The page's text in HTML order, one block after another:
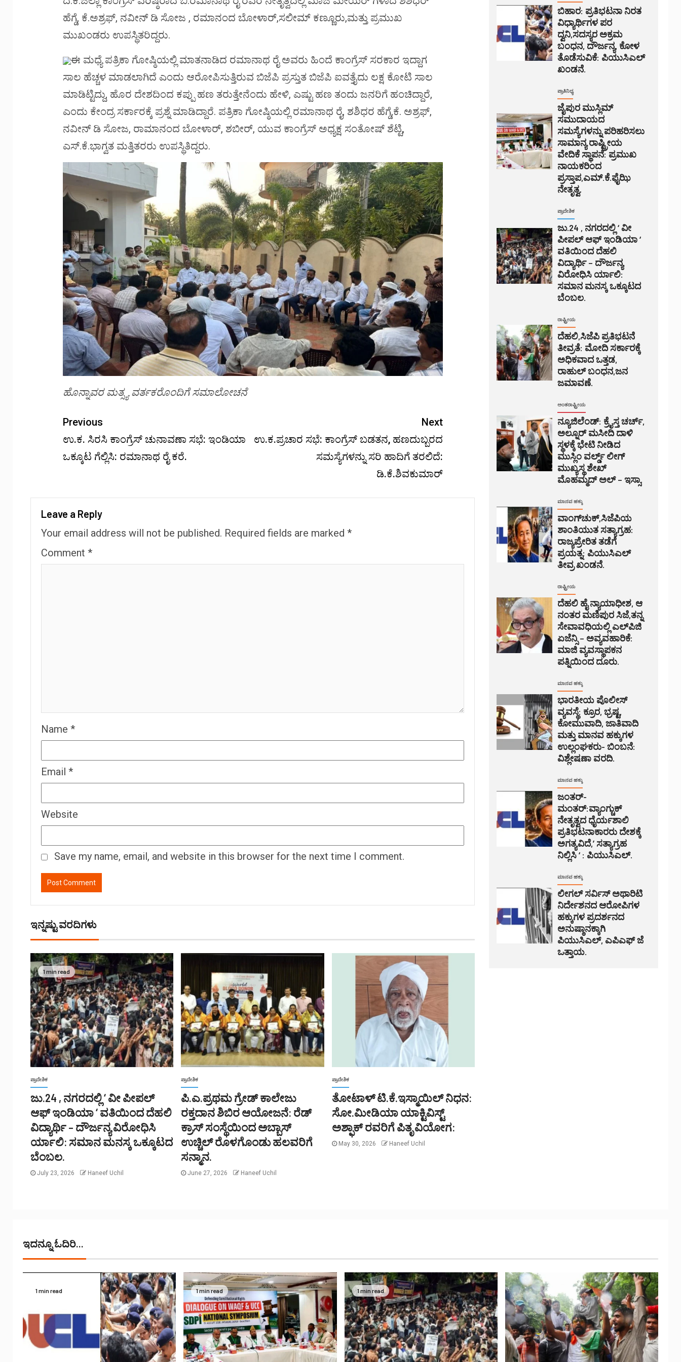
ಹೆಗ್ಡೆ, ಕೆ.ಅಶ್ರಫ್, ನವೀನ್ ಡಿ ಸೋಜ , ರಮಾನಂದ ಬೋಳಾರ್,ಸಲೀಮ್ ಕಣ್ಣೂರು,ಮತ್ತು ಪ್ರಮುಖ
ಮುಖಂಡರು ಉಪಸ್ಥಿತರಿದ್ದರು.
ಈ ಮಧ್ಯೆ ಪತ್ರಿಕಾ ಗೋಷ್ಠಿಯಲ್ಲಿ ಮಾತನಾಡಿದ ರಮಾನಾಥ ರೈ ಅವರು ಹಿಂದೆ ಕಾಂಗ್ರೆಸ್ ಸರಕಾರ ಇದ್ದಾಗ
ಸಾಲ ಹೆಚ್ಚಳ ಮಾಡಲಾಗಿದೆ ಎಂದು ಆರೋಪಿಸುತ್ತಿರುವ ಬಿಜೆಪಿ ಪ್ರಸ್ತುತ ಬಿಜೆಪಿ ಐವತ್ತೈದು ಲಕ್ಷ ಕೋಟಿ ಸಾಲ
ಮಾಡಿಟ್ಟಿದ್ದು, ಹೊರ ದೇಶದಿಂದ ಕಪ್ಪು ಹಣ ತರುತ್ತೇನೆಂದು ಹೇಳಿ, ಎಷ್ಟು ಹಣ ತಂದು ಜನರಿಗೆ ಹಂಚಿದ್ದಾರೆ,
ಎಂದು ಕೇಂದ್ರ ಸರ್ಕಾರಕ್ಕೆ ಪ್ರಶ್ನೆ ಮಾಡಿದ್ದಾರೆ. ಪತ್ರಿಕಾ ಗೋಷ್ಠಿಯಲ್ಲಿ ರಮಾನಾಥ ರೈ, ಶಶಿಧರ ಹೆಗ್ಡೆ,ಕೆ. ಅಶ್ರಫ್,
ನವೀನ್ ಡಿ ಸೋಜ, ರಾಮಾನಂದ ಬೋಳಾರ್, ಶಬೀರ್, ಯುವ ಕಾಂಗ್ರೆಸ್ ಅಧ್ಯಕ್ಷ ಸಂತೋಷ್ ಶೆಟ್ಟಿ,
ಎಸ್.ಕೆ.ಭಾಗ್ವತ ಮತ್ತಿತರರು ಉಪಸ್ಥಿತಿದ್ದರು.
ಹೊನ್ನಾವರ ಮತ್ಸ್ಯ ವರ್ತಕರೊಂದಿಗೆ ಸಮಾಲೋಚನೆ
Previous
ಉ.ಕ. ಸಿರಸಿ ಕಾಂಗ್ರೆಸ್ ಚುನಾವಣಾ ಸಭೆ: ಇಂಡಿಯಾ
ಒಕ್ಕೂಟ ಗೆಲ್ಲಿಸಿ: ರಮಾನಾಥ ರೈ ಕರೆ.
Next
ಉ.ಕ.ಪ್ರಚಾರ ಸಭೆ: ಕಾಂಗ್ರೆಸ್ ಬಡತನ, ಹಣದುಬ್ಬರದ
ಸಮಸ್ಯೆಗಳನ್ನು ಸರಿ ಹಾದಿಗೆ ತರಲಿದೆ:
ಡಿ.ಕೆ.ಶಿವಕುಮಾರ್
Leave a Reply
Your email address will not be published. Required fields are marked *
Comment *
Name *
Email *
Website
Save my name, email, and website in this browser for the next time I comment.
ಇನ್ನಷ್ಟು ವರದಿಗಳು
1 min read
ಪ್ರಾದೇಶಿಕ
ಜು.24 , ನಗರದಲ್ಲಿ ‘ ವೀ ಪೀಪಲ್
ಆಫ್ ಇಂಡಿಯಾ ‘ ವತಿಯಿಂದ ದೆಹಲಿ
ವಿದ್ಯಾರ್ಥಿ – ದೌರ್ಜನ್ಯ ವಿರೋಧಿಸಿ
ರ್ಯಾಲಿ: ಸಮಾನ ಮನಸ್ಕ ಒಕ್ಕೂಟದ
ಬೆಂಬಲ.
July 23, 2026 Haneef Uchil
ಪ್ರಾದೇಶಿಕ
ಪಿ.ಎ.ಪ್ರಥಮ ಗ್ರೇಡ್ ಕಾಲೇಜು
ರಕ್ತದಾನ ಶಿಬಿರ ಆಯೋಜನೆ: ರೆಡ್
ಕ್ರಾಸ್ ಸಂಸ್ಥೆಯಿಂದ ಅಬ್ಬಾಸ್
ಉಚ್ಚಿಲ್ ರೊಳಗೊಂಡು ಹಲವರಿಗೆ
ಸನ್ಮಾನ.
June 27, 2026 Haneef Uchil
ಪ್ರಾದೇಶಿಕ
ತೋಟಾಳ್ ಟಿ.ಕೆ.ಇಸ್ಮಾಯಿಲ್ ನಿಧನ:
ಸೋ.ಮೀಡಿಯಾ ಯಾಕ್ಟಿವಿಸ್ಟ್
ಅಶ್ಫಾಕ್ ರವರಿಗೆ ಪಿತೃ ವಿಯೋಗ:
May 30, 2026 Haneef Uchil
ಬಿಹಾರ: ಪ್ರತಿಭಟನಾ ನಿರತ
ವಿಧ್ಯಾರ್ಥಿಗಳ ಪರ
ದ್ವನಿ,ಸದಸ್ಯರ ಅಕ್ರಮ
ಬಂಧನ, ದೌರ್ಜನ್ಯ, ಕೋಳ
ತೊಡೆಸುವಿಕೆ: ಪಿಯುಸಿಎಲ್
ಖಂಡನೆ.
ಪ್ರಾತಿನಿಧ್ಯ
ಜೈಪುರ ಮುಸ್ಲಿಮ್
ಸಮುದಾಯದ
ಸಮಸ್ಯೆಗಳನ್ನು ಪರಿಹರಿಸಲು
ಸಾಮಾನ್ಯ ರಾಷ್ಟ್ರೀಯ
ವೇದಿಕೆ ಸ್ಥಾಪನೆ: ಪ್ರಮುಖ
ನಾಯಕರಿಂದ
ಪ್ರಸ್ತಾಪ,ಎಮ್.ಕೆ.ಫೈಝಿ
ನೇತೃತ್ವ.
ಪ್ರಾದೇಶಿಕ
ಜು.24 , ನಗರದಲ್ಲಿ ‘ ವೀ
ಪೀಪಲ್ ಆಫ್ ಇಂಡಿಯಾ ‘
ವತಿಯಿಂದ ದೆಹಲಿ
ವಿದ್ಯಾರ್ಥಿ – ದೌರ್ಜನ್ಯ
ವಿರೋಧಿಸಿ ರ್ಯಾಲಿ:
ಸಮಾನ ಮನಸ್ಕ ಒಕ್ಕೂಟದ
ಬೆಂಬಲ.
ರಾಷ್ಟ್ರೀಯ
ದೆಹಲಿ,ಸಿಜೆಪಿ ಪ್ರತಿಭಟನೆ
ತೀವ್ರತೆ: ಮೋದಿ ಸರ್ಕಾರಕ್ಕೆ
ಅಧಿಕವಾದ ಒತ್ತಡ,
ರಾಹುಲ್ ಬಂಧನ,ಜನ
ಜಮಾವಣೆ.
ಅಂತರಾಷ್ಟ್ರೀಯ
ನ್ಯೂಜಿಲೆಂಡ್: ಕ್ರೈಸ್ತ ಚರ್ಚ್,
ಅಲ್ನೂರ್ ಮಸೀದಿ ದಾಳಿ
ಸ್ಥಳಕ್ಕೆ ಭೇಟಿ ನೀಡಿದ
ಮುಸ್ಲಿಂ ವರ್ಲ್ಡ್ ಲೀಗ್
ಮುಖ್ಯಸ್ಥ ಶೇಖ್
ಮೊಹಮ್ಮದ್ ಅಲ್ – ಇಸ್ಸಾ.
ಮಾನವ ಹಕ್ಕು
ವಾಂಗ್‌ಚುಕ್,ಸಿಜೆಪಿಯ
ಶಾಂತಿಯುತ ಸತ್ಯಾಗ್ರಹ:
ರಾಜ್ಯಪ್ರೇರಿತ ತಡೆಗೆ
ಪ್ರಯತ್ನ: ಪಿಯುಸಿಎಲ್
ತೀವ್ರ ಖಂಡನೆ.
ರಾಷ್ಟ್ರೀಯ
ದೆಹಲಿ ಹೈ ನ್ಯಾಯಾಧೀಶ, ಆ
ನಂತರ ಮಣಿಪುರ ಸಿಜೆ,ತನ್ನ
ಸೇವಾವಧಿಯಲ್ಲಿ ಎಲ್‌ಪಿಜಿ
ಏಜೆನ್ಸಿ – ಅವ್ಯವಹಾರಿಕೆ:
ಮಾಜಿ ವ್ಯವಸ್ಥಾಪಕನ
ಪತ್ನಿಯಿಂದ ದೂರು.
ಮಾನವ ಹಕ್ಕು
ಭಾರತೀಯ ಪೊಲೀಸ್
ವ್ಯವಸ್ಥೆ: ಕ್ರೂರ, ಭ್ರಷ್ಟ,
ಕೋಮುವಾದಿ, ಜಾತಿವಾದಿ
ಮತ್ತು ಮಾನವ ಹಕ್ಕುಗಳ
ಉಲ್ಲಂಘಕರು- ಬಿಂಬನೆ:
ವಿಶ್ಲೇಷಣಾ ವರದಿ.
ಮಾನವ ಹಕ್ಕು
ಜಂತರ್-
ಮಂತರ್:ವ್ಯಾಂಗ್ಚುಕ್
ನೇತೃತ್ವದ ಧೈರ್ಯಶಾಲಿ
ಪ್ರತಿಭಟನಾಕಾರರು ದೇಶಕ್ಕೆ
ಅಗತ್ಯವಿದೆ,’ ಸತ್ಯಾಗ್ರಹ
ನಿಲ್ಲಿಸಿ ‘ : ಪಿಯುಸಿಎಲ್.
ಮಾನವ ಹಕ್ಕು
ಲೀಗಲ್ ಸರ್ವಿಸ್ ಅಥಾರಿಟಿ
ನಿರ್ದೇಶನದ ಆರೋಪಿಗಳ
ಹಕ್ಕುಗಳ ಪ್ರದರ್ಶನದ
ಅನುಷ್ಠಾನಕ್ಕಾಗಿ
ಪಿಯುಸಿಎಲ್, ಎಪಿಎಫ್ ಜೆ
ಒತ್ತಾಯ.
ಇದನ್ನೂ ಓದಿರಿ...
1 min read 1 min read 1 min read